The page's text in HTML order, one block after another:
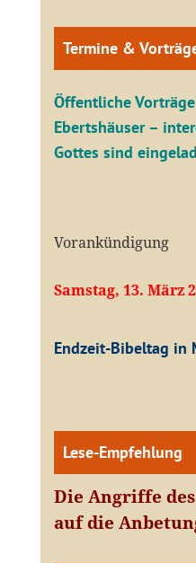
Termine &
Öffentliche V
Ebertshäuser –
Gottes sind
Vorankündigung
Samstag, 13. März
Endzeit-Bibeltag in
Lese-Empfehlung
Die Angriffe
auf die